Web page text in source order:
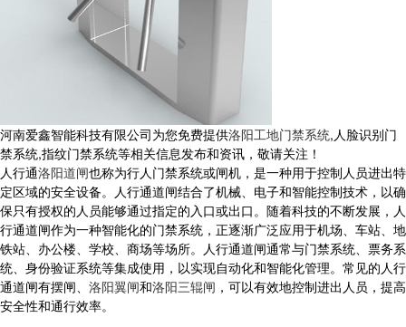
河南爱鑫智能科技有限公司为您免费提供洛阳工地门禁系统,人脸识别门
禁系统,指纹门禁系统等相关信息发布和资讯，敬请关注！
人行通洛阳道闸也称为行人门禁系统或闸机，是一种用于控制人员进出特
定区域的安全设备。人行通道闸结合了机械、电子和智能控制技术，以确
保只有授权的人员能够通过指定的入口或出口。随着科技的不断发展，人
行通道闸作为一种智能化的门禁系统，正逐渐广泛应用于机场、车站、地
铁站、办公楼、学校、商场等场所。人行通道闸通常与门禁系统、票务系
统、身份验证系统等集成使用，以实现自动化和智能化管理。常见的人行
通道闸有摆闸、 洛阳翼闸和洛阳三辊闸 ，可以有效地控制进出人员，提高
安全性和通行效率。